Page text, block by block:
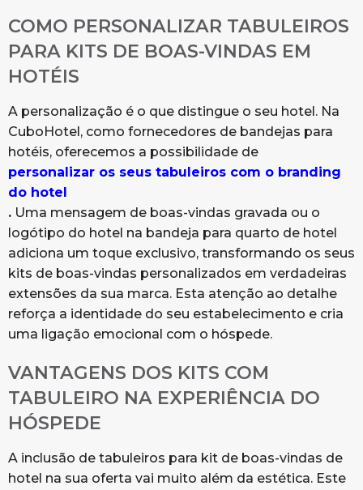
COMO PERSONALIZAR TABULEIROS
PARA KITS DE BOAS-VINDAS EM
HOTÉIS
A personalização é o que distingue o seu hotel. Na
CuboHotel, como fornecedores de bandejas para
hotéis, oferecemos a possibilidade de
personalizar os seus tabuleiros com o branding
do hotel
. Uma mensagem de boas-vindas gravada ou o
logótipo do hotel na bandeja para quarto de hotel
adiciona um toque exclusivo, transformando os seus
kits de boas-vindas personalizados em verdadeiras
extensões da sua marca. Esta atenção ao detalhe
reforça a identidade do seu estabelecimento e cria
uma ligação emocional com o hóspede.
VANTAGENS DOS KITS COM
TABULEIRO NA EXPERIÊNCIA DO
HÓSPEDE
A inclusão de tabuleiros para kit de boas-vindas de
hotel na sua oferta vai muito além da estética. Este